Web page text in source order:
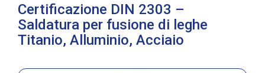
Certificazione DIN 2303 –
Saldatura per fusione di leghe
Titanio, Alluminio, Acciaio